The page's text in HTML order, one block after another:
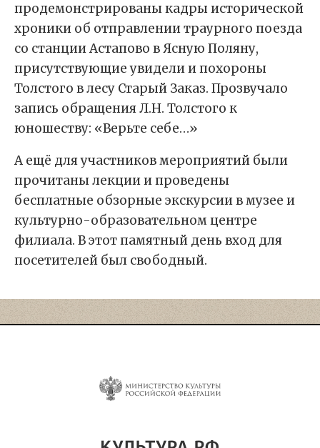
продемонстрированы кадры исторической
хроники об отправлении траурного поезда
со станции Астапово в Ясную Поляну,
присутствующие увидели и похороны
Толстого в лесу Старый Заказ. Прозвучало
запись обращения Л.Н. Толстого к
юношеству: «Верьте себе…»
А ещё для участников мероприятий были
прочитаны лекции и проведены
бесплатные обзорные экскурсии в музее и
культурно-образовательном центре
филиала. В этот памятный день вход для
посетителей был свободный.